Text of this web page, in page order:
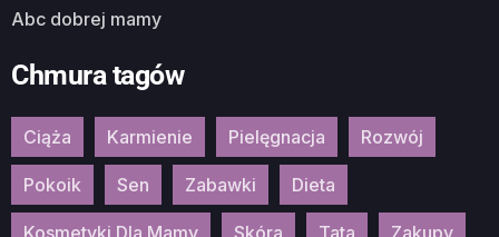
Abc dobrej mamy
Chmura tagów
Ciąża Karmienie Pielęgnacja Rozwój
Pokoik Sen Zabawki Dieta
Kosmetyki Dla Mamy Skóra Tata Zakupy